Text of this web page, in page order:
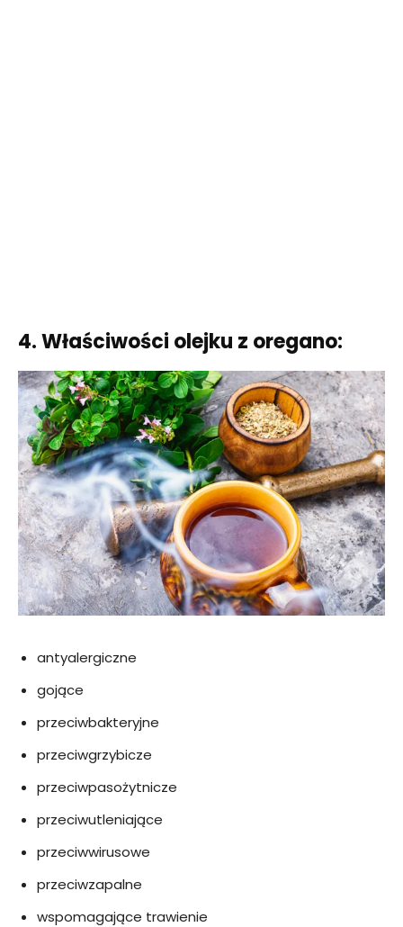
4. Właściwości olejku z oregano:
antyalergiczne
gojące
przeciwbakteryjne
przeciwgrzybicze
przeciwpasożytnicze
przeciwutleniające
przeciwwirusowe
przeciwzapalne
wspomagające trawienie